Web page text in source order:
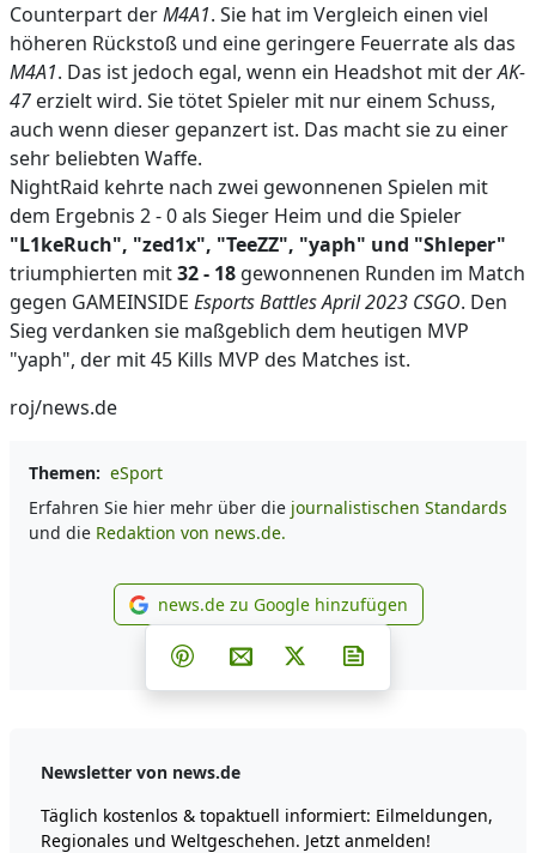
Counterpart derM4A1. Sie hat im Vergleich einen viel
höheren Rückstoß und eine geringere Feuerrate als das
M4A1. Das ist jedoch egal, wenn ein Headshot mit derAK-
47 erzielt wird. Sie tötet Spieler mit nur einem Schuss,
auch wenn dieser gepanzert ist. Das macht sie zu einer
sehr beliebten Waffe.
NightRaid kehrte nach zwei gewonnenen Spielen mit
dem Ergebnis 2 - 0 als Sieger Heim und die Spieler
"L1keRuch", "zed1x", "TeeZZ", "yaph" und "Shleper"
triumphierten mit32 - 18 gewonnenen Runden im Match
gegen GAMEINSIDE Esports Battles April 2023 CSGO. Den
Sieg verdanken sie maßgeblich dem heutigen MVP
"yaph", der mit 45 Kills MVP des Matches ist.
roj/news.de
Themen: eSport
Erfahren Sie hier mehr über die journalistischen Standards
und die Redaktion von news.de.
news.de zu Google
news.de zu Google hinzufügen
Teilen auf Facebook
Teilen auf Whatsapp
Teilen auf Telegram
Teilen auf Pinterest
Per E-Mail teilen
Post auf X
Newsletter von news.de
Täglich kostenlos & topaktuell informiert: Eilmeldungen,
Regionales und Weltgeschehen. Jetzt anmelden!